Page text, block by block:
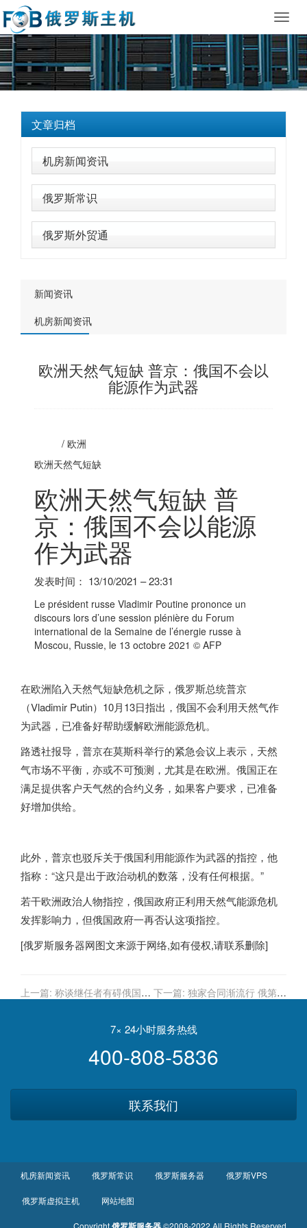
文章归档
机房新闻资讯
俄罗斯常识
俄罗斯外贸通
新闻资讯
机房新闻资讯
欧洲天然气短缺 普京：俄国不会以
能源作为武器
/ 欧洲
欧洲天然气短缺
欧洲天然气短缺 普
京：俄国不会以能源
作为武器
发表时间： 13/10/2021 – 23:31
Le président russe Vladimir Poutine prononce un
discours lors d’une session plénière du Forum
international de la Semaine de l’énergie russe à
Moscou, Russie, le 13 octobre 2021 © AFP
在欧洲陷入天然气短缺危机之际， 俄罗斯总统普京
（Vladimir Putin）10月13日指出，俄国不会利用天然气作
为武器，已准备好帮助缓解欧洲能源危机。
路透社报导，普京在莫斯科举行的紧急会议上表示，天然
气市场不平衡，亦或不可预测，尤其是在欧洲。俄国正在
满足提供客户天气然的合约义务，如果客户要求，已准备
好增加供给。
此外，普京也驳斥关于俄国利用能源作为武器的指控，他
指称：“这只是出于政治动机的数落，没有任何根据。”
若干欧洲政治人物指控，俄国政府正利用天然气能源危机
发挥影响力，但俄国政府一再否认这项指控。
[俄罗斯服务器网图文来源于网络,如有侵权,请联系删除]
上一篇: 称谈继任者有碍俄国稳 下一篇: 独家合同渐流行 俄第一
7× 24小时服务热线
400-808-5836
联系我们
机房新闻资讯 俄罗斯常识 俄罗斯服务器 俄罗斯VPS
俄罗斯虚拟主机 网站地图
Copyright ©2008-2022 All Rights Reserved